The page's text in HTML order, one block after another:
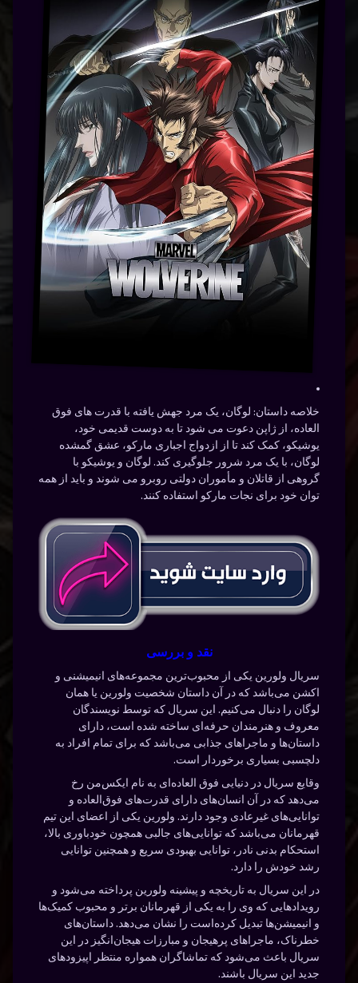
خلاصه داستان: لوگان، یک مرد جهش یافته با قدرت های فوق
العاده، از ژاپن دعوت می شود تا به دوست قدیمی خود،
یوشیکو، کمک کند تا از ازدواج اجباری مارکو، عشق گمشده
لوگان، با یک مرد شرور جلوگیری کند. لوگان و یوشیکو با
گروهی از قاتلان و مأموران دولتی روبرو می شوند و باید از همه
توان خود برای نجات مارکو استفاده کنند.
نقد و بررسی
سریال ولورین یکی از محبوب‌ترین مجموعه‌های انیمیشنی و
اکشن می‌باشد که در آن داستان شخصیت ولورین یا همان
لوگان را دنبال می‌کنیم. این سریال که توسط نویسندگان
معروف و هنرمندان حرفه‌ای ساخته شده است، دارای
داستان‌ها و ماجراهای جذابی می‌باشد که برای تمام افراد به
دلچسبی بسیاری برخوردار است.
وقایع سریال در دنیایی فوق العاده‌ای به نام ایکس‌من رخ
می‌دهد که در آن انسان‌های دارای قدرت‌های فوق‌العاده و
توانایی‌های غیرعادی وجود دارند. ولورین یکی از اعضای این تیم
قهرمانان می‌باشد که توانایی‌های جالبی همچون خودباوری بالا،
استحکام بدنی نادر، توانایی بهبودی سریع و همچنین توانایی
رشد خودش را دارد.
در این سریال به تاریخچه و پیشینه ولورین پرداخته می‌شود و
رویدادهایی که وی را به یکی از قهرمانان برتر و محبوب کمیک‌ها
و انیمیشن‌ها تبدیل کرده‌است را نشان می‌دهد. داستان‌های
خطرناک، ماجراهای پرهیجان و مبارزات هیجان‌انگیز در این
سریال باعث می‌شود که تماشاگران همواره منتظر اپیزودهای
جدید این سریال باشند.